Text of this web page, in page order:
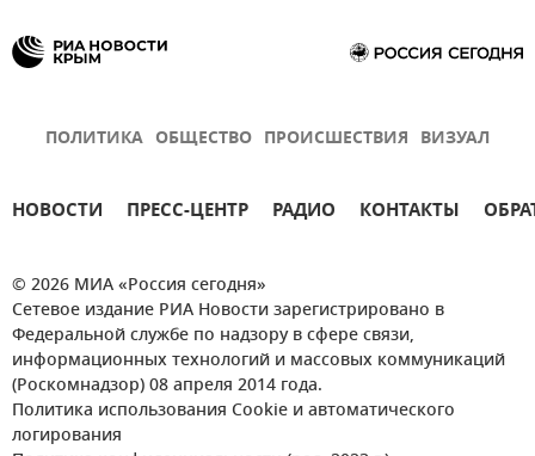
ПОЛИТИКА ОБЩЕСТВО ПРОИСШЕСТВИЯ ВИЗУАЛ
НОВОСТИ ПРЕСС-ЦЕНТР РАДИО КОНТАКТЫ
© 2026 МИА «Россия сегодня»
Сетевое издание РИА Новости зарегистрировано в
Федеральной службе по надзору в сфере связи,
информационных технологий и массовых коммуникаций
(Роскомнадзор) 08 апреля 2014 года.
Политика использования Cookie и автоматического
логирования